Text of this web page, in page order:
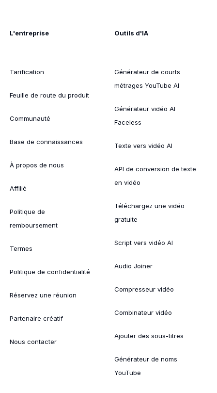
L'entreprise
Tarification
Feuille de route du produit
Communauté
Base de connaissances
À propos de nous
Affilié
Politique de
remboursement
Termes
Politique de confidentialité
Réservez une réunion
Partenaire créatif
Nous contacter
Outils d'IA
Générateur de courts
métrages YouTube AI
Générateur vidéo AI
Faceless
Texte vers vidéo AI
API de conversion de texte
en vidéo
Téléchargez une vidéo
gratuite
Script vers vidéo AI
Audio Joiner
Compresseur vidéo
Combinateur vidéo
Ajouter des sous-titres
Générateur de noms
YouTube